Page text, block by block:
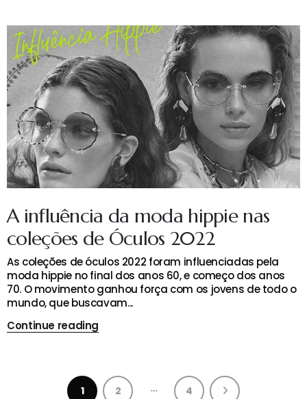
A influência da moda hippie nas
coleções de Óculos 2022
As coleções de óculos 2022 foram influenciadas pela
moda hippie no final dos anos 60, e começo dos anos
70. O movimento ganhou força com os jovens de todo o
mundo, que buscavam...
Continue reading
1 2 … 4